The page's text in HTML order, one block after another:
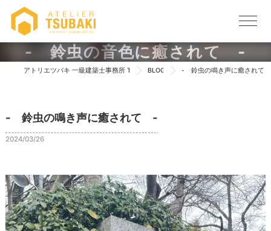
- 鈴虫の音色に癒されて -
アトリエツバキ 一級建築士事務所 TOP BLOG - 鈴虫の鳴き声に癒されて
- 鈴虫の鳴き声に癒されて -
2024/03/26